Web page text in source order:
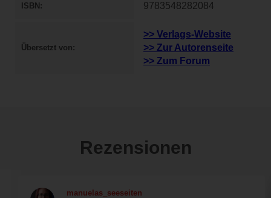
ISBN 9783548282084
Übersetzt von
>> Verlags-Website
>> Zur Autorenseite
>> Zum Forum
Rezensionen
manuelas_seeseiten